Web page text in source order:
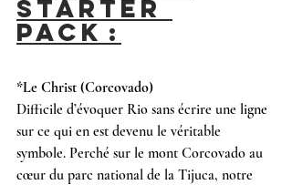
Starter
Pack :
*Le Christ (Corcovado)
Difficile d’évoquer Rio sans écrire une ligne
sur ce qui en est devenu le véritable
symbole. Perché sur le mont Corcovado au
cœur du parc national de la Tijuca, notre